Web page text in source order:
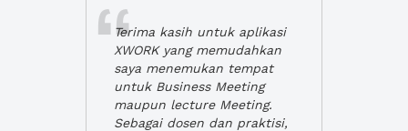
Terima kasih untuk aplikasi
XWORK yang memudahkan
saya menemukan tempat
untuk Business Meeting
maupun lecture Meeting.
Sebagai dosen dan praktisi,